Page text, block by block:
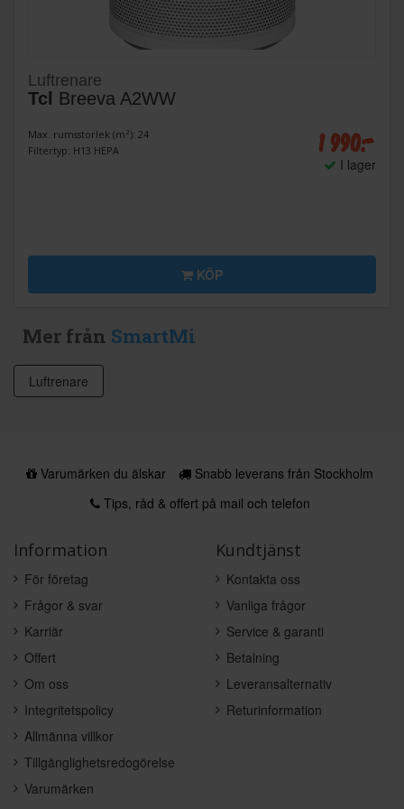
Luftrenare
Tcl Breeva A2WW
Max. rumsstorlek (m²): 24
Filtertyp: H13 HEPA
1 990:-
I lager
KÖP
Mer från SmartMi
Luftrenare
Varumärken du älskar
Snabb leverans från Stockholm
Tips, råd & offert på mail och telefon
Information
För företag
Frågor & svar
Karriär
Offert
Om oss
Integritetspolicy
Allmänna villkor
Tillgänglighetsredogörelse
Varumärken
Kundtjänst
Kontakta oss
Vanliga frågor
Service & garanti
Betalning
Leveransalternativ
Returinformation